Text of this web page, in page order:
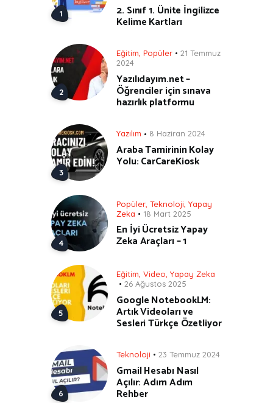
2. Sınıf 1. Ünite İngilizce
Kelime Kartları
Eğitim Popüler
21 Temmuz
2024
Yazılıdayım.net –
Öğrenciler için sınava
hazırlık platformu
Yazılım 8 Haziran 2024
Araba Tamirinin Kolay
Yolu: CarCareKiosk
Popüler Teknoloji Yapay
Zeka
18 Mart 2025
En İyi Ücretsiz Yapay
Zeka Araçları – 1
Eğitim Video Yapay Zeka
26 Ağustos 2025
Google NotebookLM:
Artık Videoları ve
Sesleri Türkçe Özetliyor
Teknoloji 23 Temmuz 2024
Gmail Hesabı Nasıl
Açılır: Adım Adım
Rehber